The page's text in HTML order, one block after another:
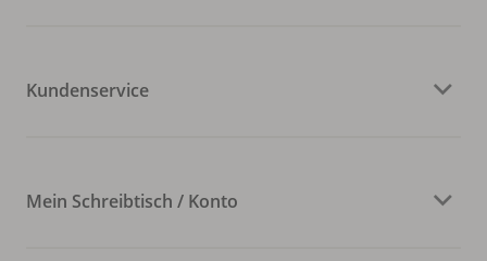
Kundenservice
Mein Schreibtisch / Konto